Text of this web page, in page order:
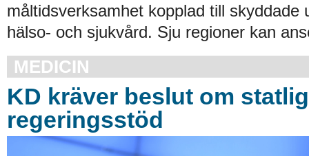
måltidsverksamhet kopplad till skyddade
hälso- och sjukvård. Sju regioner kan
MEDICIN
KD kräver beslut om
regeringsstöd